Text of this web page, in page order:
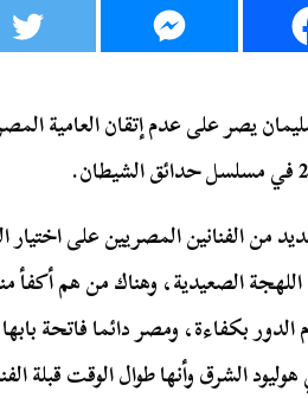
يصر على عدم إتقان العامية
من الفنانين المصريين على
الصعيدية، وهناك من هم أكفأ
الدور بكفاءة، ومصر دائما فاتحة
الشرق وأنها طوال الوقت قبلة